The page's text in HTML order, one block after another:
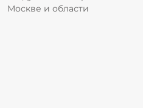
Москве и области